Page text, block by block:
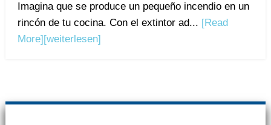
Imagina que se produce un pequeño incendio en un
rincón de tu cocina. Con el extintor ad... [Read
More][weiterlesen]